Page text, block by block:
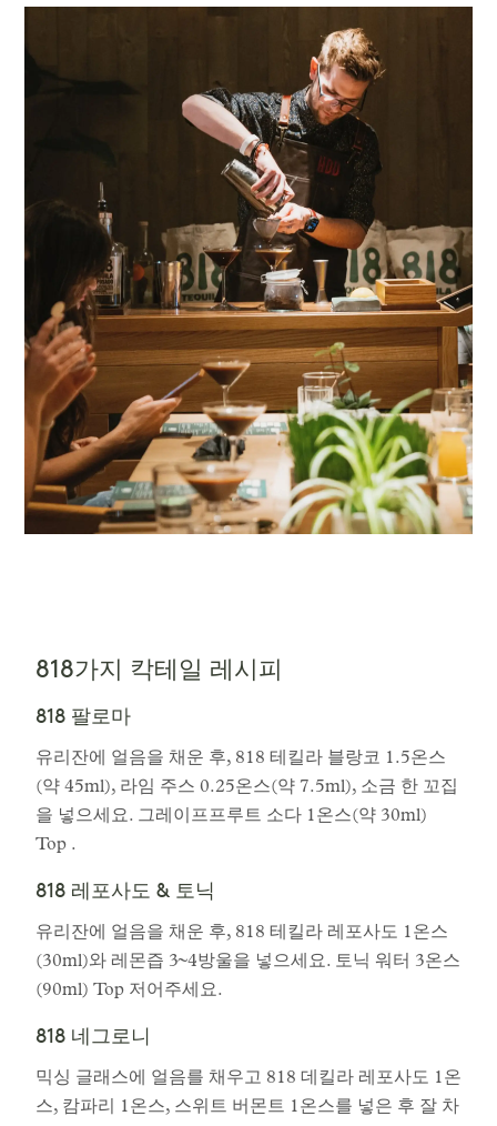
818가지 칵테일 레시피
818 팔로마
유리잔에 얼음을 채운 후, 818 테킬라 블랑코 1.5온스
(약 45ml), 라임 주스 0.25온스(약 7.5ml), 소금 한 꼬집
을 넣으세요. 그레이프프루트 소다 1온스(약 30ml)
Top .
818 레포사도 & 토닉
유리잔에 얼음을 채운 후, 818 테킬라 레포사도 1온스
(30ml)와 레몬즙 3~4방울을 넣으세요. 토닉 워터 3온스
(90ml) Top 저어주세요.
818 네그로니
믹싱 글래스에 얼음를 채우고 818 데킬라 레포사도 1온
스, 캄파리 1온스, 스위트 버몬트 1온스를 넣은 후 잘 차